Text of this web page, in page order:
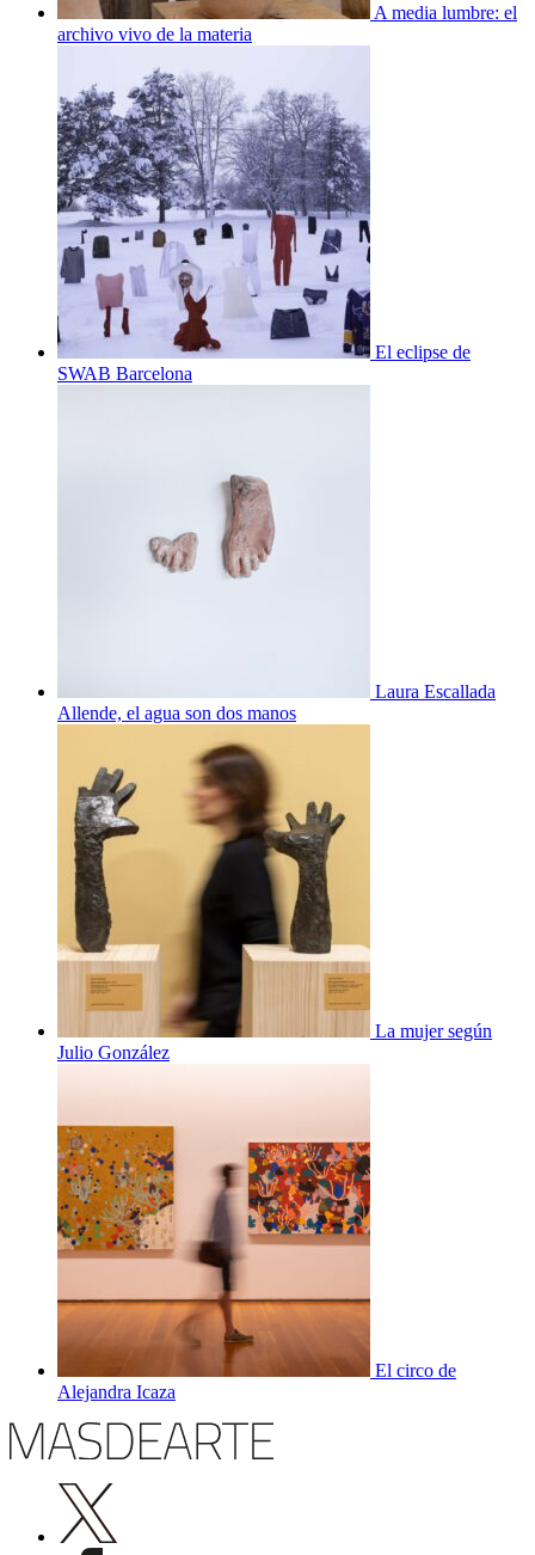
A media lumbre: el
archivo vivo de la materia
El eclipse de
SWAB Barcelona
Laura Escallada
Allende, el agua son dos manos
La mujer según
Julio González
El circo de
Alejandra Icaza